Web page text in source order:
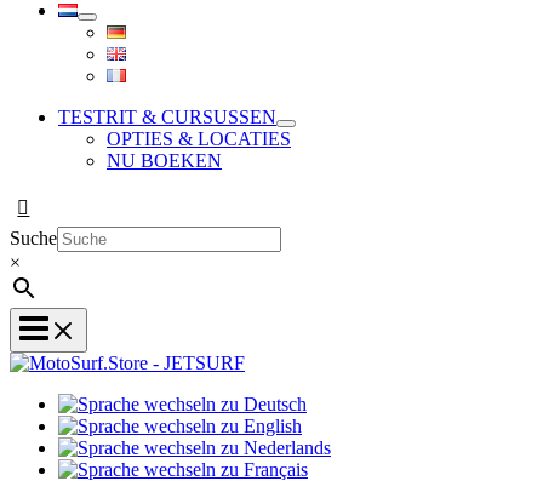
TESTRIT & CURSUSSEN
OPTIES & LOCATIES
NU BOEKEN
Suche
×
zu
Deutsch
wechseln
zu
Sprache
Sprache